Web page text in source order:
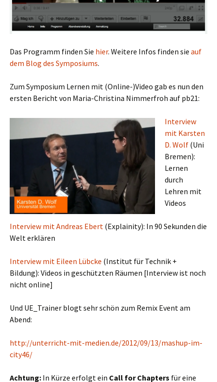
Das Programm finden Sie hier. Weitere Infos finden sie auf
dem Blog des Symposiums.
Zum Symposium Lernen mit (Online-)Video gab es nun den
ersten Bericht von Maria-Christina Nimmerfroh auf pb21:
Interview
mit Karsten
D. Wolf (Uni
Bremen):
Lernen
durch
Lehren mit
Videos
Interview mit Andreas Ebert (Explainity): In 90 Sekunden die
Welt erklären
Interview mit Eileen Lübcke (Institut für Technik +
Bildung): Videos in geschützten Räumen [Interview ist noch
nicht online]
Und UE_Trainer blogt sehr schön zum Remix Event am
Abend:
http://unterricht-mit-medien.de/2012/09/13/mashup-im-
city46/
Achtung: In Kürze erfolgt ein Call for Chapters für eine